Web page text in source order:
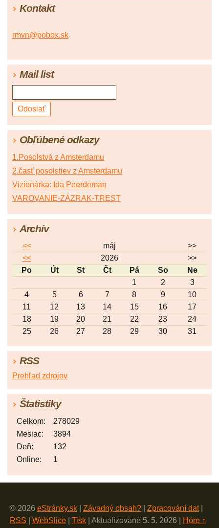
Kontakt
rmvn@pobox.sk
Mail list
Obľúbené odkazy
1.Posolstvá z Amsterdamu
2.časť posolstiev z Amsterdamu
Vizionárka: Ida Peerdeman
VAROVANIE-ZÁZRAK-TREST
Archív
<< máj
>>
<<
2026
>>
Po
Út St Čt Pá So
Ne
1
2
3
4
5 6 7 8 9
10
11
12 13 14 15 16
17
18
19 20 21 22 23
24
25
26 27 28 29 30 31
RSS
Prehľad zdrojov
Štatistiky
Online: 1
Celkom:
278029
Mesiac:
3894
Deň:
132
© 2026 eStránky.sk Závadný obsah? Zpracování dat|
RSS
WebSlice Tisk Aktualizované 5. 5. 2026 Hore ↑